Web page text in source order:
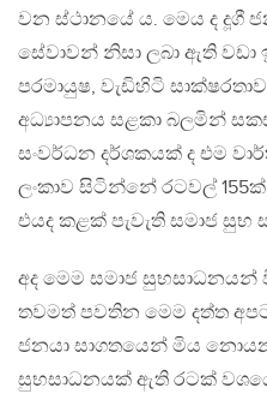
වන ස්ථානයේ ය. මෙය ද දූගී
සේවාවන් නිසා ලබා ඇති වඩා
පරමායුෂ, වැඩිහිටි
අධ්‍යාපනය සළකා බලමින්
සංවර්ධන දර්ශකයක් ද එම
ලංකාව සිටින්නේ රටවල්
එයද කළක් පැවැති සමාජ සුභ
අද මෙම සමාජ
තවමත් පවතින මෙම දත්ත
ජනයා සාගතයෙන් මිය
සුභසාධනයක් ඇති රටක්